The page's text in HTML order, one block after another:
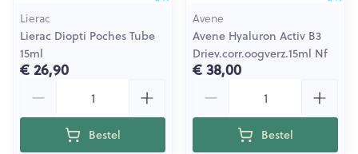
Lierac
Lierac Diopti Poches Tube
15ml
€ 26,90
Bestel
Avene
Avene Hyaluron Activ B3
Driev.corr.oogverz.15ml Nf
€ 38,00
Bestel